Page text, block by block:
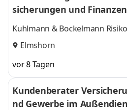
sicherungen und
enentwicklung (m/w/d)
Kuhlmann & Bockelmann
GmbH
Elmshorn
vor 8 Tagen
Kundenberater
nd Gewerbe im